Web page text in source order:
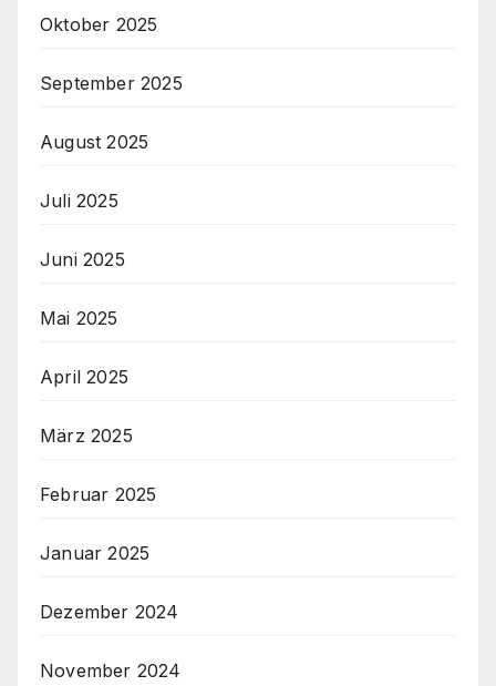
Oktober 2025
September 2025
August 2025
Juli 2025
Juni 2025
Mai 2025
April 2025
März 2025
Februar 2025
Januar 2025
Dezember 2024
November 2024